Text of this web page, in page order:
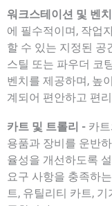
워크스테이션 및 벤
에 필수적이며, 작업
할 수 있는 지정된 공
스틸 또는 파우더 코
벤치를 제공하며, 높
계되어 편안하고 편
카트 및 트롤리 - 카
용품과 장비를 운반
율성을 개선하도록
요구 사항을 충족하
트, 유틸리티 카트,